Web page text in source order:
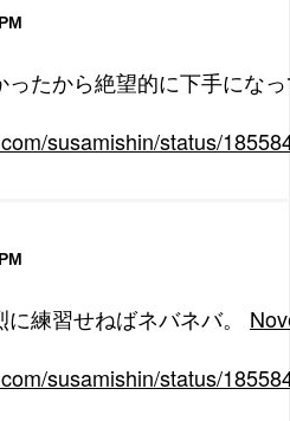
ったから絶望的に下手にな
susamishin/status/
練習せねばネバネバ。
susamishin/status/